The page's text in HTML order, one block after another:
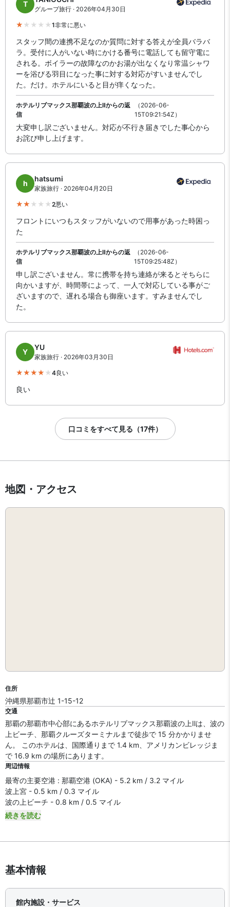
T
グループ旅行 · 2026年04月30日
1非常に悪い
スタッフ間の連携不足なのか質問に対する答えが全員バラバ
ラ。受付に人がいない時にかける番号に電話しても留守電に
される。ボイラーの故障なのかお湯が出なくなり常温シャワ
ーを浴びる羽目になった事に対する対応がすいませんでし
た。だけ。ホテルにいると目が痒くなった。
ホテルリブマックス那覇波の上Ⅱからの返
信
（2026-06-
15T09:21:54Z）
大変申し訳ございません。対応が不行き届きでした事心から
お詫び申し上げます。
h
hatsumi
家族旅行 · 2026年04月20日
2悪い
フロントにいつもスタッフがいないので用事があった時困っ
た
ホテルリブマックス那覇波の上Ⅱからの返
信
（2026-06-
15T09:25:48Z）
申し訳ございません。常に携帯を持ち連絡が来るとそちらに
向かいますが、時間帯によって、一人で対応している事がご
ざいますので、遅れる場合も御座います。すみませんでし
た。
Y
YU
家族旅行 · 2026年03月30日
4良い
良い
口コミをすべて見る（17件）
地図・アクセス
住所
沖縄県那覇市辻 1-15-12
交通
那覇の那覇市中心部にあるホテルリブマックス那覇波の上Ⅱは、波の
上ビーチ、那覇クルーズターミナルまで徒歩で 15 分かかりませ
ん。 このホテルは、国際通りまで 1.4 km、アメリカンビレッジま
で 16.9 km の場所にあります。
周辺情報
最寄の主要空港 : 那覇空港 (OKA) - 5.2 km / 3.2 マイル
波上宮 - 0.5 km / 0.3 マイル
波の上ビーチ - 0.8 km / 0.5 マイル
続きを読む
基本情報
館内施設・サービス